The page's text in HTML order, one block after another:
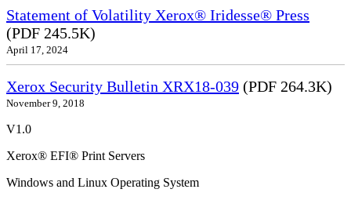
Statement of Volatility Xerox® Iridesse® Press
(PDF 245.5K)
April 17, 2024
Xerox Security Bulletin XRX18-039 (PDF 264.3K)
November 9, 2018
V1.0
Xerox® EFI® Print Servers
Windows and Linux Operating System